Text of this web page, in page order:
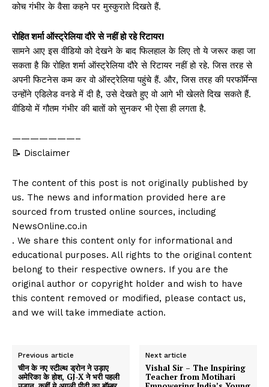
कोच गंभीर के वैसा कहने पर मुस्कुराते दिखते हैं.
रोहित शर्मा ऑस्ट्रेलिया दौरे से नहीं हो रहे रिटायर!
सामने आए इस वीडियो को देखने के बाद फिलहाल के लिए तो ये जरूर कहा जा
सकता है कि रोहित शर्मा ऑस्ट्रेलिया दौरे से रिटायर नहीं हो रहे. जिस तरह से
अपनी फिटनेस कम कर वो ऑस्ट्रेलिया पहुंचे हैं. और, जिस तरह की परफॉर्मेन्स
उन्होंने एडिलेड वनडे में दी है, उसे देखते हुए वो आगे भी खेलते दिख सकते हैं.
वीडियो में गौतम गंभीर की बातों को सुनकर भी ऐसा ही लगता है.
———————–
📝 Disclaimer
The content of this post is not originally published by
us. The news and information provided here are
sourced from trusted online sources, including
NewsOnline.co.in
. We share this content only for informational and
educational purposes. All rights to the original content
belong to their respective owners. If you are the
original author or copyright holder and wish to have
this content removed or modified, please contact us,
and we will take immediate action.
Previous article
चीन के नए स्टील्थ ड्रोन ने उड़ाए
अमेरिका के होश, GJ-X ने भरी पहली
Next article
Vishal Sir – The Inspiring
Teacher from Motihari